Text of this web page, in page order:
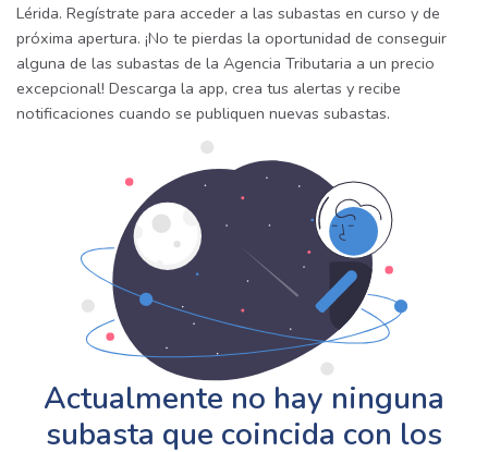
Lérida. Regístrate para acceder a las subastas en curso y de
próxima apertura. ¡No te pierdas la oportunidad de conseguir
alguna de las subastas de la Agencia Tributaria a un precio
excepcional! Descarga la app, crea tus alertas y recibe
notificaciones cuando se publiquen nuevas subastas.
Actualmente no hay ninguna
subasta que coincida con los